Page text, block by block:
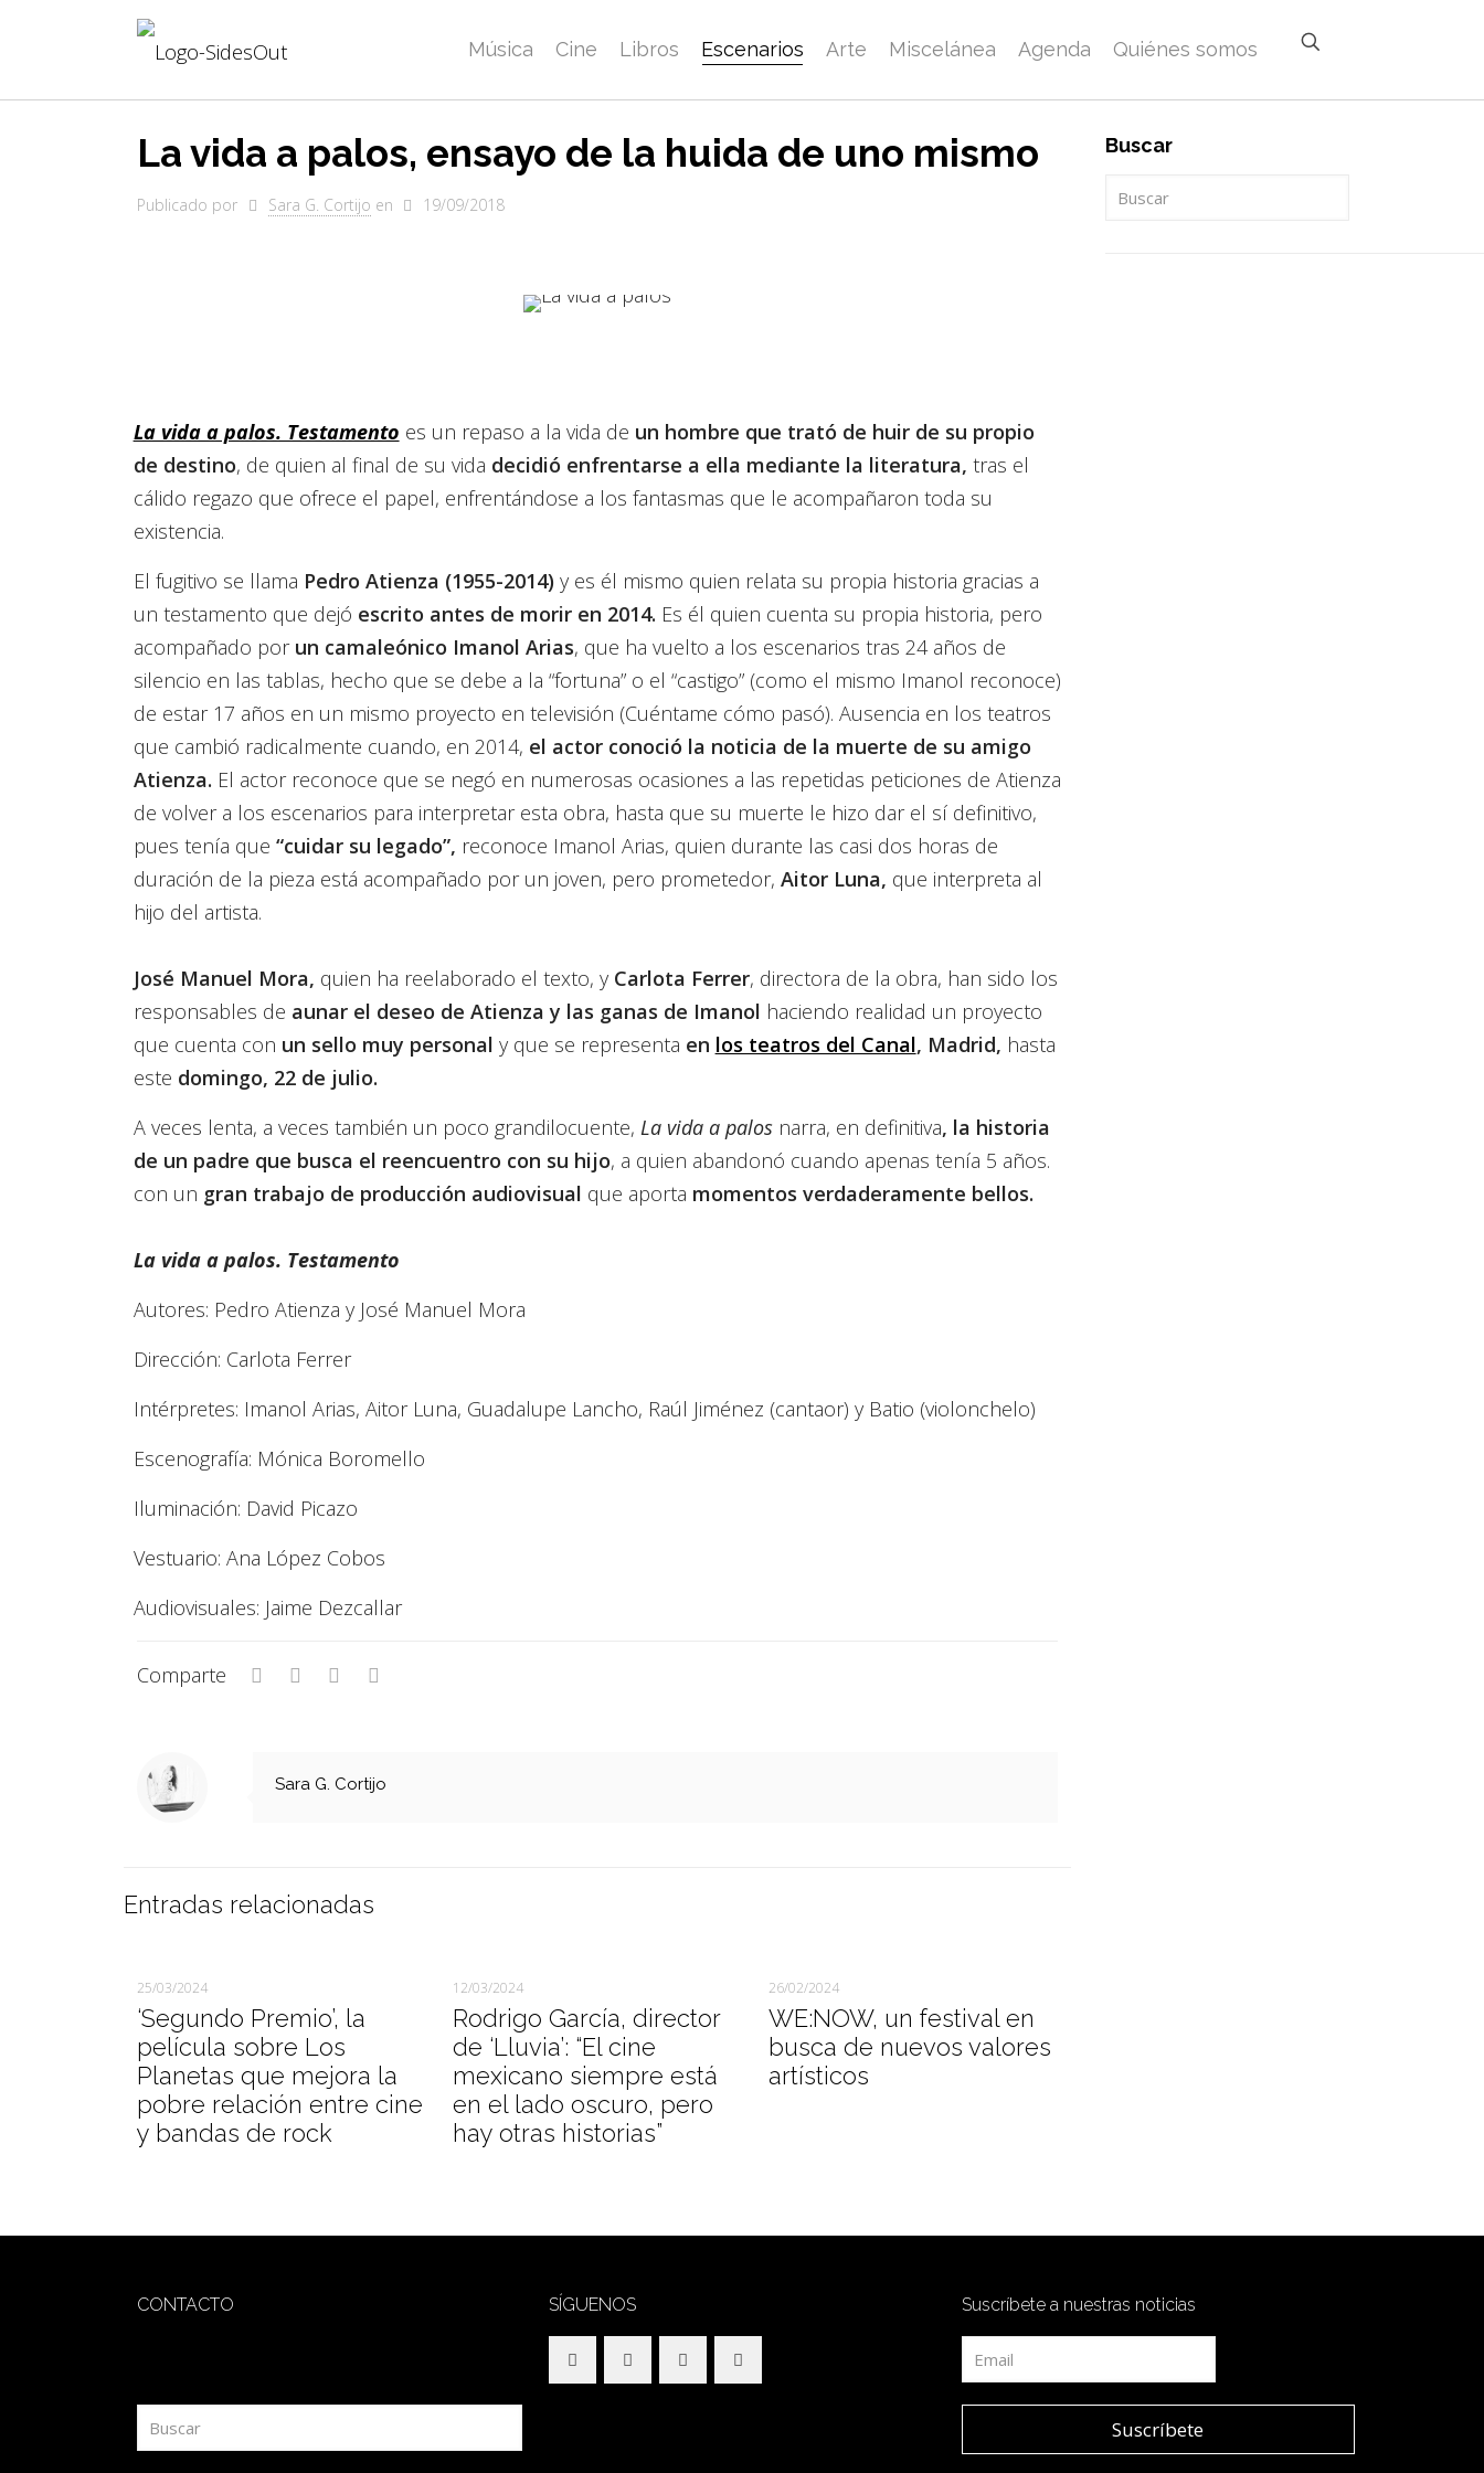
Música Cine Libros Escenarios Arte Miscelánea Agenda Quiénes somos
La vida a palos, ensayo de la huida de uno mismo
Publicado por Sara G. Cortijo en 19/09/2018
La vida a palos. Testamento es un repaso a la vida de un hombre que trató de huir de su propio
de destino, de quien al final de su vida decidió enfrentarse a ella mediante la literatura, tras el
cálido regazo que ofrece el papel, enfrentándose a los fantasmas que le acompañaron toda su
existencia.
El fugitivo se llama Pedro Atienza (1955-2014) y es él mismo quien relata su propia historia gracias a
un testamento que dejó escrito antes de morir en 2014. Es él quien cuenta su propia historia, pero
acompañado por un camaleónico Imanol Arias, que ha vuelto a los escenarios tras 24 años de
silencio en las tablas, hecho que se debe a la “fortuna” o el “castigo” (como el mismo Imanol reconoce)
de estar 17 años en un mismo proyecto en televisión (Cuéntame cómo pasó). Ausencia en los teatros
que cambió radicalmente cuando, en 2014, el actor conoció la noticia de la muerte de su amigo
Atienza. El actor reconoce que se negó en numerosas ocasiones a las repetidas peticiones de Atienza
de volver a los escenarios para interpretar esta obra, hasta que su muerte le hizo dar el sí definitivo,
pues tenía que “cuidar su legado”, reconoce Imanol Arias, quien durante las casi dos horas de
duración de la pieza está acompañado por un joven, pero prometedor, Aitor Luna, que interpreta al
hijo del artista.
José Manuel Mora, quien ha reelaborado el texto, yCarlota Ferrer, directora de la obra, han sido los
responsables de aunar el deseo de Atienza y las ganas de Imanol haciendo realidad un proyecto
que cuenta con un sello muy personal y que se representa en los teatros del Canal, Madrid, hasta
este domingo, 22 de julio.
A veces lenta, a veces también un poco grandilocuente, La vida a palosnarra, en definitiva, la historia
de un padre que busca el reencuentro con su hijo, a quien abandonó cuando apenas tenía 5 años.
con un gran trabajo de producción audiovisual que aporta momentos verdaderamente bellos.
La vida a palos. Testamento
Autores: Pedro Atienza y José Manuel Mora
Dirección: Carlota Ferrer
Intérpretes: Imanol Arias, Aitor Luna, Guadalupe Lancho, Raúl Jiménez (cantaor) y Batio (violonchelo)
Escenografía: Mónica Boromello
Iluminación: David Picazo
Vestuario: Ana López Cobos
Audiovisuales: Jaime Dezcallar
Comparte
Sara G. Cortijo
Entradas relacionadas
25/03/2024
‘Segundo Premio’, la
película sobre Los
Planetas que mejora la
pobre relación entre cine
y bandas de rock
12/03/2024
Rodrigo García, director
de ‘Lluvia’: “El cine
mexicano siempre está
en el lado oscuro, pero
hay otras historias”
26/02/2024
WE:NOW, un festival en
busca de nuevos valores
artísticos
Buscar
CONTACTO SÍGUENOS Suscríbete a nuestras noticias